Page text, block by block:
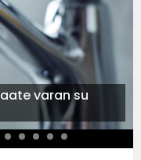
varan su